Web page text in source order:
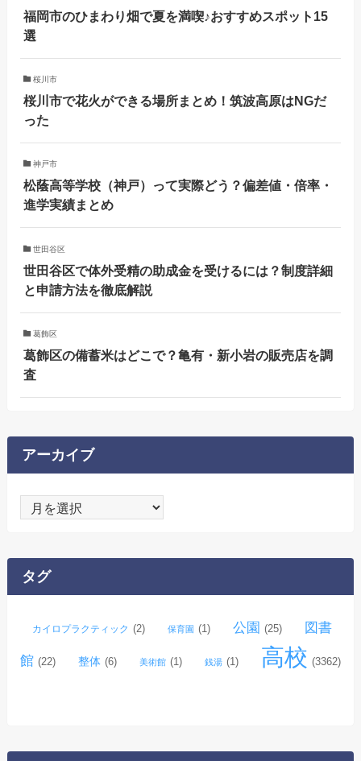
福岡市のひまわり畑で夏を満喫♪おすすめスポット15
選
桜川市
桜川市で花火ができる場所まとめ！筑波高原はNGだ
った
神戸市
松蔭高等学校（神戸）って実際どう？偏差値・倍率・
進学実績まとめ
世田谷区
世田谷区で体外受精の助成金を受けるには？制度詳細
と申請方法を徹底解説
葛飾区
葛飾区の備蓄米はどこで？亀有・新小岩の販売店を調
査
アーカイブ
ー
ブ
タグ
カイロプラクティック (2) 保育園 (1) 公園 (25) 図書
館 (22) 整体 (6) 美術館 (1) 銭湯 (1) 高校 (3362)